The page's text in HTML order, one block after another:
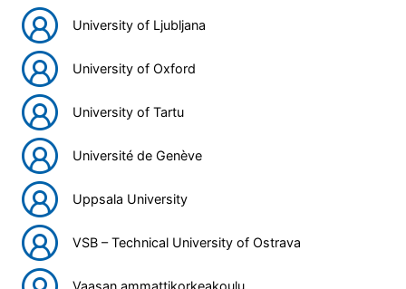
University of Ljubljana
University of Oxford
University of Tartu
Université de Genève
Uppsala University
VSB – Technical University of Ostrava
Vaasan ammattikorkeakoulu